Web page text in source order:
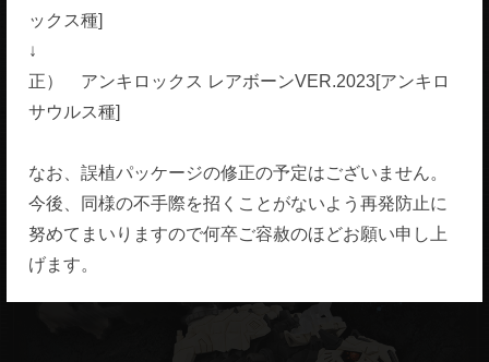
ックス種]
↓
正） アンキロックス レアボーンVER.2023[アンキロ
サウルス種]
なお、誤植パッケージの修正の予定はございません。
今後、同様の不手際を招くことがないよう再発防止に
努めてまいりますので何卒ご容赦のほどお願い申し上
げます。